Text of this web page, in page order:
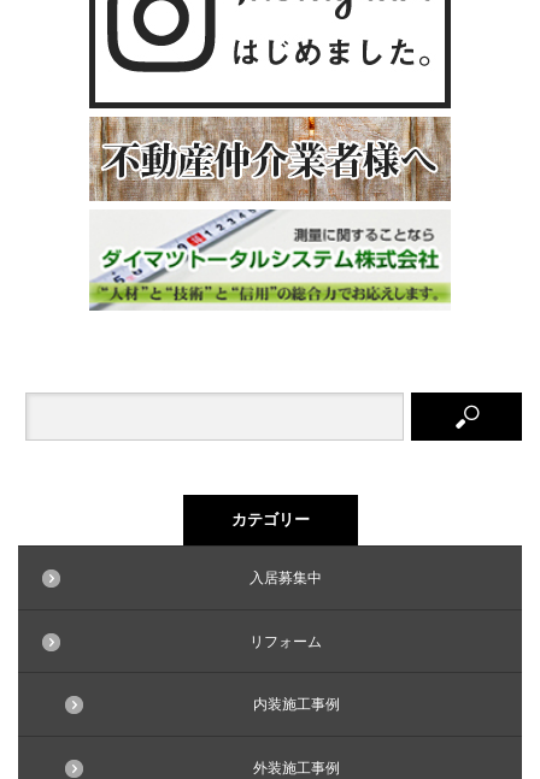
カテゴリー
入居募集中
リフォーム
内装施工事例
外装施工事例